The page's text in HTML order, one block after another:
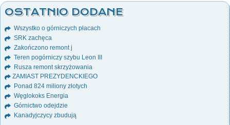
OSTATNIO DODANE
Wszystko o górniczych płacach
SRK zachęca
Zakończono remont j
Teren pogórniczy szybu Leon III
Rusza remont skrzyżowania
ZAMIAST PREZYDENCKIEGO
Ponad 824 miliony złotych
Węglokoks Energia
Górnictwo odejdzie
Kanadyjczycy zbudują